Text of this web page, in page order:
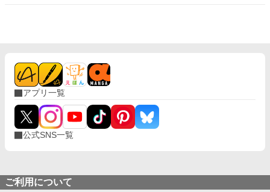
アプリ一覧
公式SNS一覧
ご利用について